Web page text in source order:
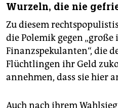
Wurzeln, die nie
Zu diesem
die Polemik gegen
Finanzspekulanten“, die
Flüchtlingen ihr Geld
annehmen, dass sie hier
Auch nach ihrem